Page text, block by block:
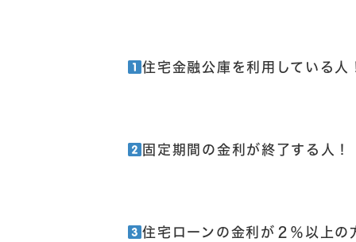
住宅金融公庫を利用している人
固定期間の金利が終了する人！
住宅ローンの金利が２％以上の